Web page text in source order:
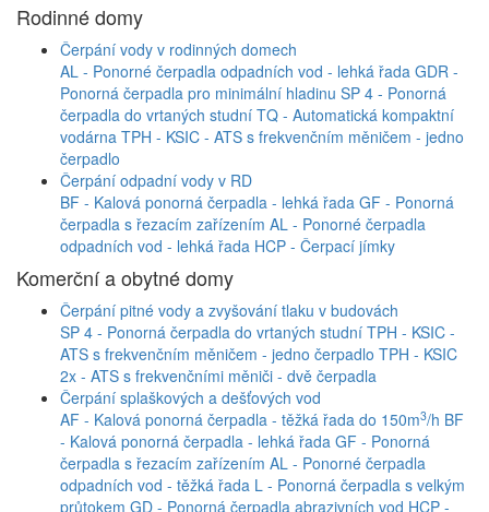
Rodinné domy
Čerpání vody v rodinných domech
AL - Ponorné čerpadla odpadních vod - lehká řada GDR -
Ponorná čerpadla pro minimální hladinu SP 4 - Ponorná
čerpadla do vrtaných studní TQ - Automatická kompaktní
vodárna TPH - KSIC - ATS s frekvenčním měničem - jedno
čerpadlo
Čerpání odpadní vody v RD
BF - Kalová ponorná čerpadla - lehká řada GF - Ponorná
čerpadla s řezacím zařízením AL - Ponorné čerpadla
odpadních vod - lehká řada HCP - Čerpací jímky
Komerční a obytné domy
Čerpání pitné vody a zvyšování tlaku v budovách
SP 4 - Ponorná čerpadla do vrtaných studní TPH - KSIC -
ATS s frekvenčním měničem - jedno čerpadlo TPH - KSIC
2x - ATS s frekvenčními měniči - dvě čerpadla
Čerpání splaškových a dešťových vod
AF - Kalová ponorná čerpadla - těžká řada do 150m3/h BF
- Kalová ponorná čerpadla - lehká řada GF - Ponorná
čerpadla s řezacím zařízením AL - Ponorné čerpadla
odpadních vod - těžká řada L - Ponorná čerpadla s velkým
průtokem GD - Ponorná čerpadla abrazivních vod HCP -